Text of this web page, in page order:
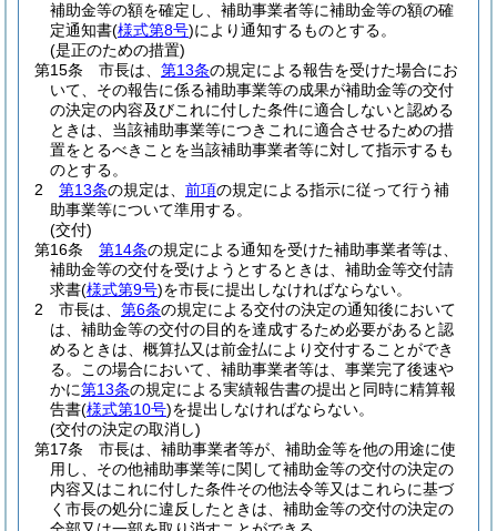
補助金等の額を確定し、補助事業者等に補助金等の額の確
定通知書(様式第8号)により通知するものとする。
(是正のための措置)
第15条
市長は、 第13条の規定による報告を受けた場合にお
いて、その報告に係る補助事業等の成果が補助金等の交付
の決定の内容及びこれに付した条件に適合しないと認める
ときは、当該補助事業等につきこれに適合させるための措
置をとるべきことを当該補助事業者等に対して指示するも
のとする。
2
第13条の規定は、 前項の規定による指示に従って行う補
助事業等について準用する。
(交付)
第16条
第14条の規定による通知を受けた補助事業者等は、
補助金等の交付を受けようとするときは、補助金等交付請
求書(様式第9号)を市長に提出しなければならない。
2
市長は、 第6条の規定による交付の決定の通知後において
は、補助金等の交付の目的を達成するため必要があると認
めるときは、概算払又は前金払により交付することができ
る。
この場合において、補助事業者等は、事業完了後速や
かに第13条の規定による実績報告書の提出と同時に精算報
告書(様式第10号)を提出しなければならない。
(交付の決定の取消し)
第17条
市長は、補助事業者等が、補助金等を他の用途に使
用し、その他補助事業等に関して補助金等の交付の決定の
内容又はこれに付した条件その他法令等又はこれらに基づ
く市長の処分に違反したときは、補助金等の交付の決定の